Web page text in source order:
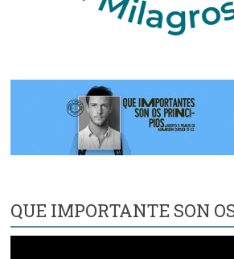
QUE IMPORTANTE SON